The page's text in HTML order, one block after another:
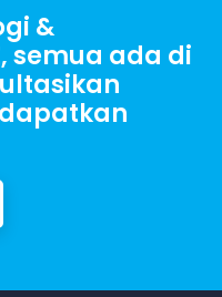
&
semua ada di